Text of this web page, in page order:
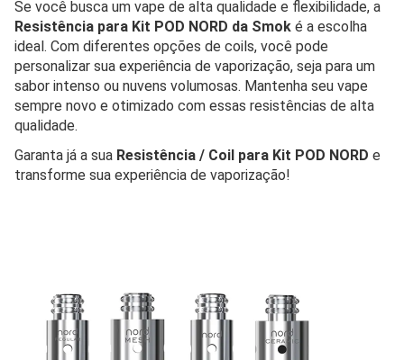
Se você busca um vape de alta qualidade e flexibilidade, a
Resistência para Kit POD NORD da Smok é a escolha
ideal. Com diferentes opções de coils, você pode
personalizar sua experiência de vaporização, seja para um
sabor intenso ou nuvens volumosas. Mantenha seu vape
sempre novo e otimizado com essas resistências de alta
qualidade.
Garanta já a sua Resistência / Coil para Kit POD NORD e
transforme sua experiência de vaporização!